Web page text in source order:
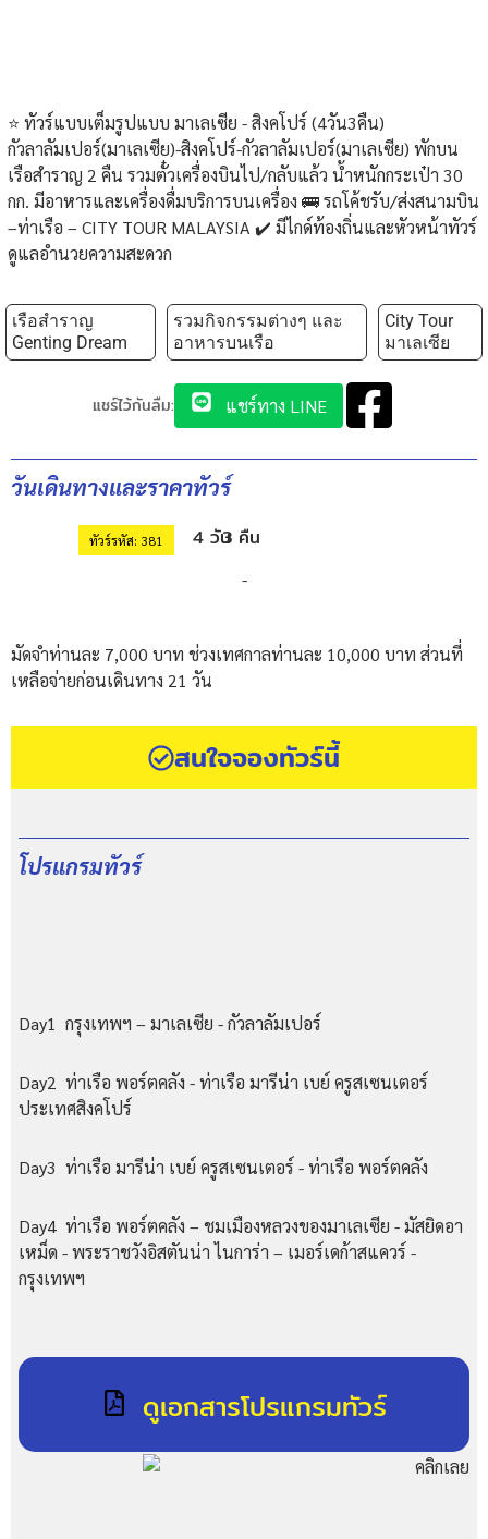
⭐️ ทัวร์แบบเต็มรูปแบบ มาเลเซีย - สิงคโปร์ (4วัน3คืน)
กัวลาลัมเปอร์(มาเลเซีย)-สิงคโปร์-กัวลาลัมเปอร์(มาเลเซีย) พักบน
เรือสำราญ 2 คืน รวมตั๋วเครื่องบินไป/กลับแล้ว น้ำหนักกระเป๋า 30
กก. มีอาหารและเครื่องดื่มบริการบนเครื่อง 🚌 รถโค้ชรับ/ส่งสนามบิน
–ท่าเรือ – CITY TOUR MALAYSIA ✔️ มีไกด์ท้องถิ่นและหัวหน้าทัวร์
ดูแลอำนวยความสะดวก
เรือสำราญ
Genting Dream
รวมกิจกรรมต่างๆ และ
อาหารบนเรือ
City Tour
มาเลเซีย
แชร์ไว้กันลืม: แชร์ทาง LINE
วันเดินทางและราคาทัวร์
ทัวร์รหัส: 381 4 วัน3 คืน
-
มัดจำท่านละ 7,000 บาท ช่วงเทศกาลท่านละ 10,000 บาท ส่วนที่
เหลือจ่ายก่อนเดินทาง 21 วัน
สนใจจองทัวร์นี้
โปรแกรมทัวร์
Day1 กรุงเทพฯ – มาเลเซีย - กัวลาลัมเปอร์
Day2 ท่าเรือ พอร์ตคลัง - ท่าเรือ มารีน่า เบย์ ครูสเซนเตอร์
ประเทศสิงคโปร์
Day3 ท่าเรือ มารีน่า เบย์ ครูสเซนเตอร์ - ท่าเรือ พอร์ตคลัง
Day4 ท่าเรือ พอร์ตคลัง – ชมเมืองหลวงของมาเลเซีย - มัสยิดอา
เหม็ด - พระราชวังอิสตันน่า ไนการ่า – เมอร์เดก้าสแควร์ -
กรุงเทพฯ
ดูเอกสารโปรแกรมทัวร์